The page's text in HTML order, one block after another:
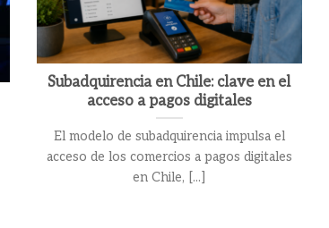
Subadquirencia en Chile: clave en el
acceso a pagos digitales
El modelo de subadquirencia impulsa el
acceso de los comercios a pagos digitales
en Chile, [...]